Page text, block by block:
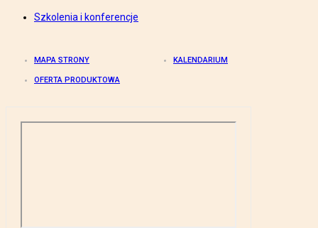
Szkolenia i konferencje
MAPA STRONY KALENDARIUM
OFERTA PRODUKTOWA